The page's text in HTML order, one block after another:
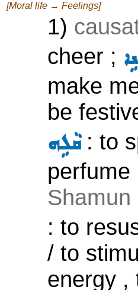
[Moral life → Feelings]
1)
cheer ;
make
be
ܩܵܠܹܗ: to
: to
/ to
energy ,